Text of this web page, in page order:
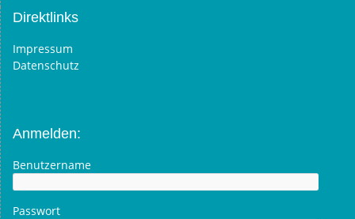
Direktlinks
Impressum
Datenschutz
Anmelden:
Benutzername
Passwort